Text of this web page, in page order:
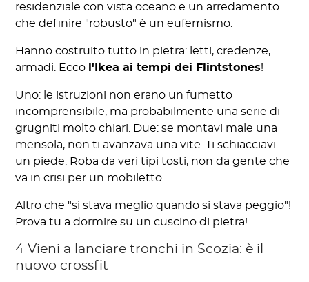
residenziale con vista oceano e un arredamento
che definire "robusto" è un eufemismo.
Hanno costruito tutto in pietra: letti, credenze,
armadi. Ecco l'Ikea ai tempi dei Flintstones!
Uno: le istruzioni non erano un fumetto
incomprensibile, ma probabilmente una serie di
grugniti molto chiari. Due: se montavi male una
mensola, non ti avanzava una vite. Ti schiacciavi
un piede. Roba da veri tipi tosti, non da gente che
va in crisi per un mobiletto.
Altro che "si stava meglio quando si stava peggio"!
Prova tu a dormire su un cuscino di pietra!
4 Vieni a lanciare tronchi in Scozia: è il
nuovo crossfit